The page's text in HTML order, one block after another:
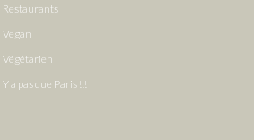
Restaurants
Vegan
Végétarien
Y a pas que Paris !!!